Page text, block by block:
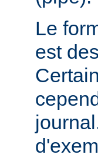
Le
est